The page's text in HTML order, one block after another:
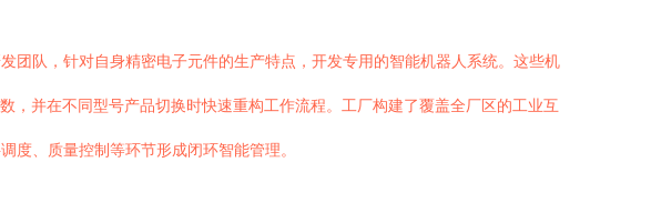
团队，针对自身精密电子元件的生产特点，开发专用的智能机器人系统。这些机
并在不同型号产品切换时快速重构工作流程。工厂构建了覆盖全厂区的工业互
度、质量控制等环节形成闭环智能管理。